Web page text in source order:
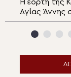
Η εορτή της
Αγίας Άννης